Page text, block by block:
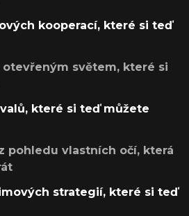
kooperací, které si teď
otevřeným světem, které si
které si teď můžete
pohledu vlastních očí, která
strategií, které si teď